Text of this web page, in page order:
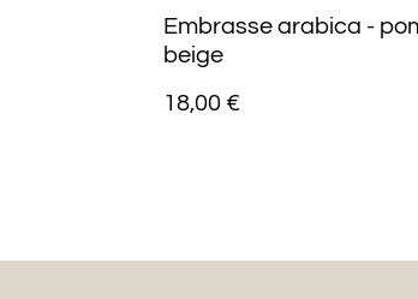
Embrasse arabica -
beige
18,00 €